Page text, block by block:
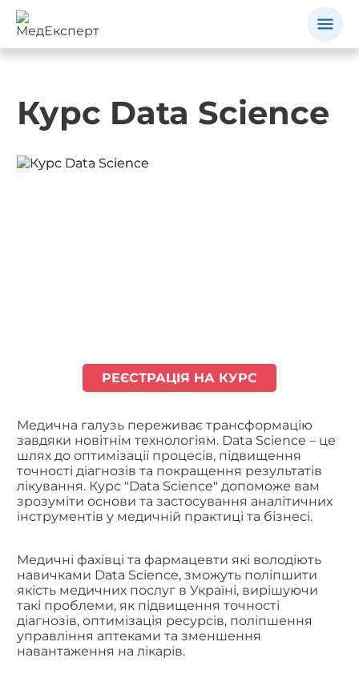
Курс Data Science
РЕЄСТРАЦІЯ НА КУРС
Медична галузь переживає трансформацію
завдяки новітнім технологіям. Data Science – це
шлях до оптимізації процесів, підвищення
точності діагнозів та покращення результатів
лікування. Курс "Data Science" допоможе вам
зрозуміти основи та застосування аналітичних
інструментів у медичній практиці та бізнесі.
Медичні фахівці та фармацевти які володіють
навичками Data Science, зможуть поліпшити
якість медичних послуг в Україні, вирішуючи
такі проблеми, як підвищення точності
діагнозів, оптимізація ресурсів, поліпшення
управління аптеками та зменшення
навантаження на лікарів.